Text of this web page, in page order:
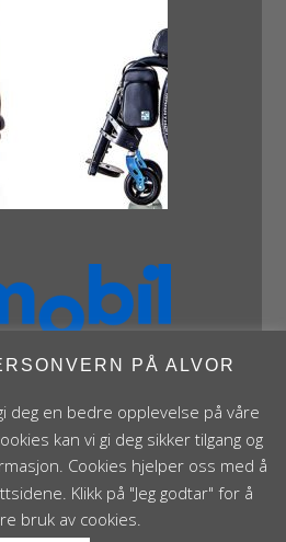
Røykenveien 142A • NO - 1386
• Tlf: 90 24 55 55 •
PÅ ALVOR
deg en bedre opplevelse på våre
kan vi gi deg sikker tilgang og
Cookies hjelper oss med å
Klikk på "Jeg godtar" for å
bruk av cookies.